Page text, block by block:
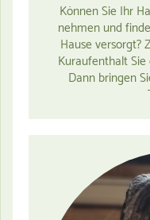
Können Sie Ihr
nehmen und
Hause versorgt?
Kuraufenthalt
Dann bringen